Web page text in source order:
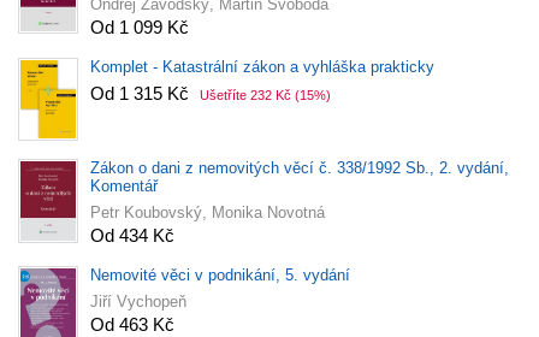
Ondřej Závodský, Martin Svoboda
Od 1 099 Kč
Komplet - Katastrální zákon a vyhláška prakticky
Od 1 315 Kč Ušetříte 232 Kč (15%)
Zákon o dani z nemovitých věcí č. 338/1992 Sb., 2. vydání,
Komentář
Petr Koubovský, Monika Novotná
Od 434 Kč
Nemovité věci v podnikání, 5. vydání
Jiří Vychopeň
Od 463 Kč